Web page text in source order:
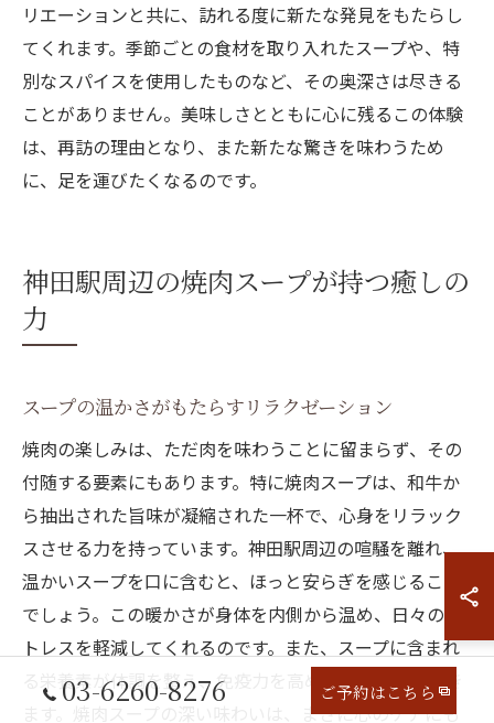
リエーションと共に、訪れる度に新たな発見をもたらし
てくれます。季節ごとの食材を取り入れたスープや、特
別なスパイスを使用したものなど、その奥深さは尽きる
ことがありません。美味しさとともに心に残るこの体験
は、再訪の理由となり、また新たな驚きを味わうため
に、足を運びたくなるのです。
神田駅周辺の焼肉スープが持つ癒しの
力
スープの温かさがもたらすリラクゼーション
焼肉の楽しみは、ただ肉を味わうことに留まらず、その
付随する要素にもあります。特に焼肉スープは、和牛か
ら抽出された旨味が凝縮された一杯で、心身をリラック
スさせる力を持っています。神田駅周辺の喧騒を離れ、
温かいスープを口に含むと、ほっと安らぎを感じること
でしょう。この暖かさが身体を内側から温め、日々のス
トレスを軽減してくれるのです。また、スープに含まれ
る栄養素が体調を整え、免疫力を高める効果も期待でき
ます。焼肉スープの深い味わいは、まさに心のケアにも
03-6260-8276 ご予約はこちら